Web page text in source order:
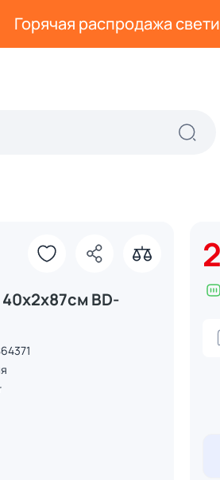
Горячая распродажа
BD-